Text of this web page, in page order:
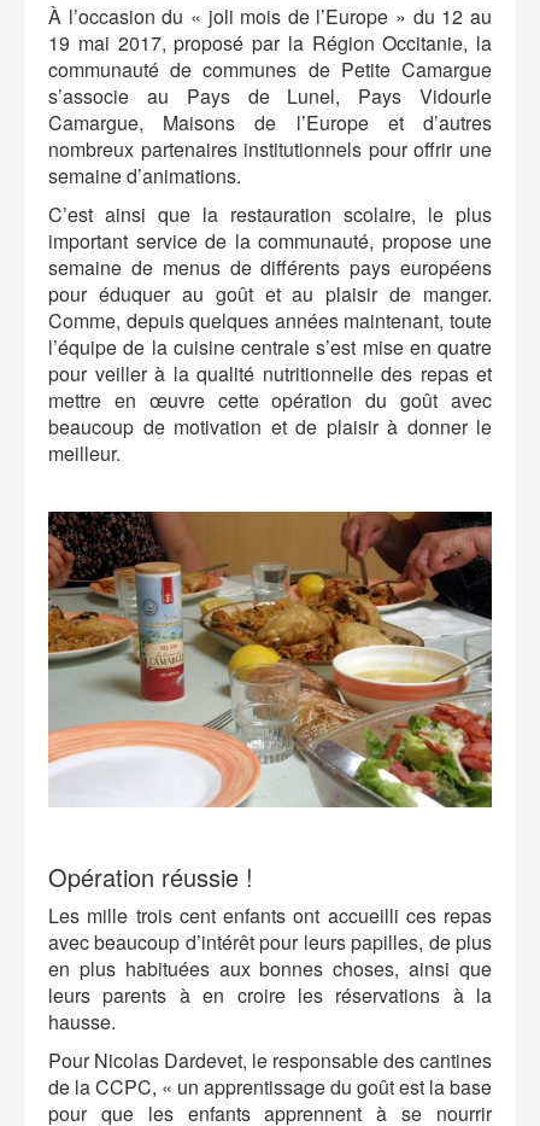
À l’occasion du « joli mois de l’Europe » du 12 au
19 mai 2017, proposé par la Région Occitanie, la
communauté de communes de Petite Camargue
s’associe au Pays de Lunel, Pays Vidourle
Camargue, Maisons de l’Europe et d’autres
nombreux partenaires institutionnels pour offrir une
semaine d’animations.
C’est ainsi que la restauration scolaire, le plus
important service de la communauté, propose une
semaine de menus de différents pays européens
pour éduquer au goût et au plaisir de manger.
Comme, depuis quelques années maintenant, toute
l’équipe de la cuisine centrale s’est mise en quatre
pour veiller à la qualité nutritionnelle des repas et
mettre en œuvre cette opération du goût avec
beaucoup de motivation et de plaisir à donner le
meilleur.
Opération réussie !
Les mille trois cent enfants ont accueilli ces repas
avec beaucoup d’intérêt pour leurs papilles, de plus
en plus habituées aux bonnes choses, ainsi que
leurs parents à en croire les réservations à la
hausse.
Pour Nicolas Dardevet, le responsable des cantines
de la CCPC, « un apprentissage du goût est la base
pour que les enfants apprennent à se nourrir